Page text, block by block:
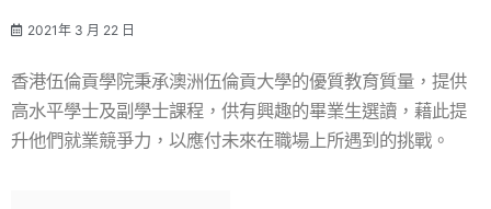
2021年 3 月 22 日
香港伍倫貢學院秉承澳洲伍倫貢大學的優質教育質量，提供
高水平學士及副學士課程，供有興趣的畢業生選讀，藉此提
升他們就業競爭力，以應付未來在職場上所遇到的挑戰。